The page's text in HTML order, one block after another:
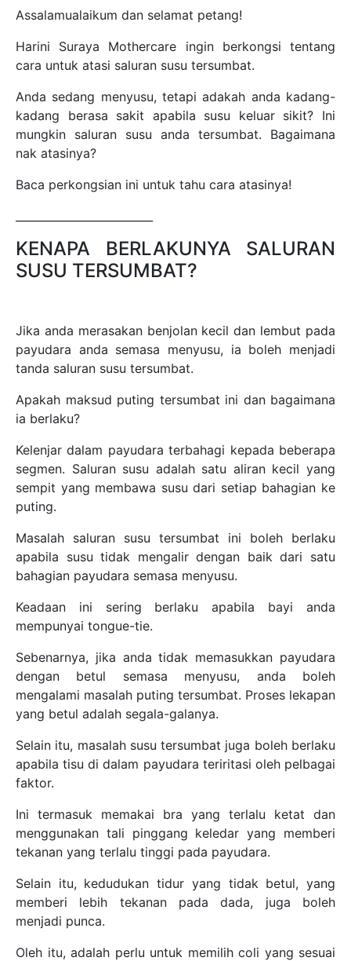
Assalamualaikum dan selamat petang!
Harini Suraya Mothercare ingin berkongsi tentang
cara untuk atasi saluran susu tersumbat.
Anda sedang menyusu, tetapi adakah anda kadang-
kadang berasa sakit apabila susu keluar sikit? Ini
mungkin saluran susu anda tersumbat. Bagaimana
nak atasinya?
Baca perkongsian ini untuk tahu cara atasinya!
KENAPA BERLAKUNYA SALURAN
SUSU TERSUMBAT?
Jika anda merasakan benjolan kecil dan lembut pada
payudara anda semasa menyusu, ia boleh menjadi
tanda saluran susu tersumbat.
Apakah maksud puting tersumbat ini dan bagaimana
ia berlaku?
Kelenjar dalam payudara terbahagi kepada beberapa
segmen. Saluran susu adalah satu aliran kecil yang
sempit yang membawa susu dari setiap bahagian ke
puting.
Masalah saluran susu tersumbat ini boleh berlaku
apabila susu tidak mengalir dengan baik dari satu
bahagian payudara semasa menyusu.
Keadaan ini sering berlaku apabila bayi anda
mempunyai tongue-tie.
Sebenarnya, jika anda tidak memasukkan payudara
dengan betul semasa menyusu, anda boleh
mengalami masalah puting tersumbat. Proses lekapan
yang betul adalah segala-galanya.
Selain itu, masalah susu tersumbat juga boleh berlaku
apabila tisu di dalam payudara teriritasi oleh pelbagai
faktor.
Ini termasuk memakai bra yang terlalu ketat dan
menggunakan tali pinggang keledar yang memberi
tekanan yang terlalu tinggi pada payudara.
Selain itu, kedudukan tidur yang tidak betul, yang
memberi lebih tekanan pada dada, juga boleh
menjadi punca.
Oleh itu, adalah perlu untuk memilih coli yang sesuai